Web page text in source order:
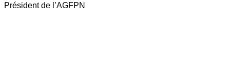
Président de l’AGFPN